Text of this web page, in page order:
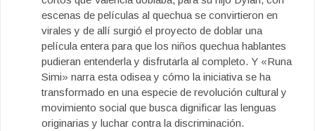
escenas de películas al quechua se convirtieron en
virales y de allí surgió el proyecto de doblar una
película entera para que los niños quechua hablantes
pudieran entenderla y disfrutarla al completo. Y «Runa
Simi» narra esta odisea y cómo la iniciativa se ha
transformado en una especie de revolución cultural y
movimiento social que busca dignificar las lenguas
originarias y luchar contra la discriminación.